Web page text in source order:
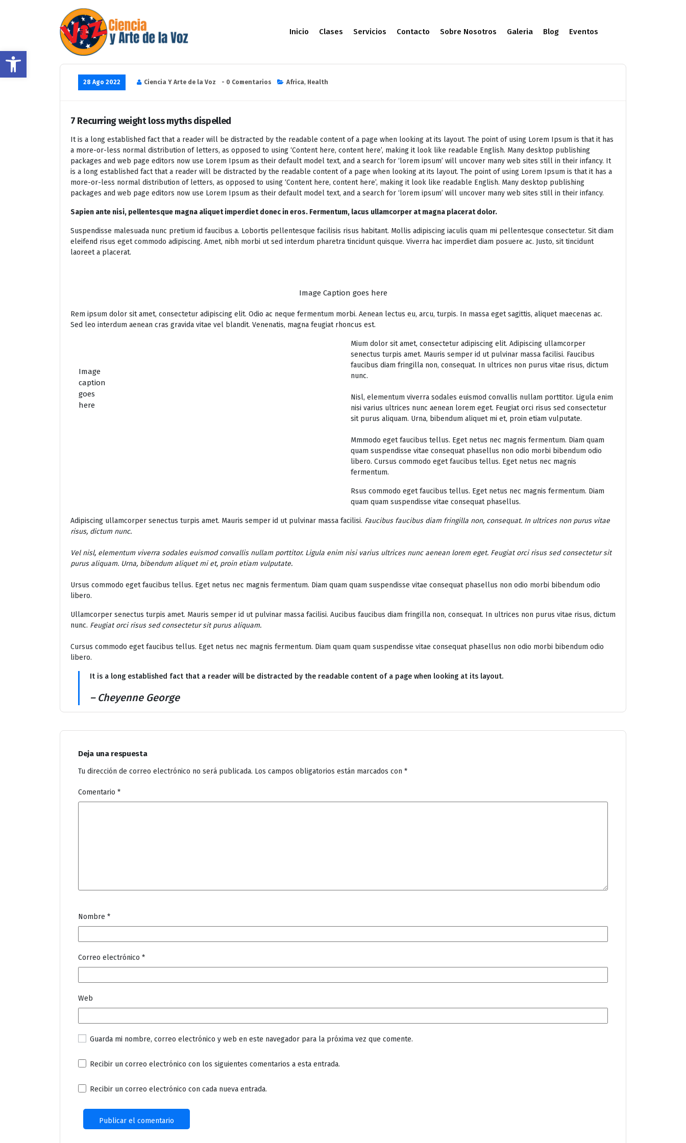
Abrir barra de herramientas
Inicio Clases Servicios Contacto Sobre Nosotros Galeria Blog Eventos
28 Ago 2022 Ciencia Y Arte de la Voz - 0 Comentarios Africa, Health
7 Recurring weight loss myths dispelled
It is a long established fact that a reader will be distracted by the readable content of a page when looking at its layout. The point of using Lorem Ipsum is that it has
a more-or-less normal distribution of letters, as opposed to using ‘Content here, content here’, making it look like readable English. Many desktop publishing
packages and web page editors now use Lorem Ipsum as their default model text, and a search for ‘lorem ipsum’ will uncover many web sites still in their infancy. It
is a long established fact that a reader will be distracted by the readable content of a page when looking at its layout. The point of using Lorem Ipsum is that it has a
more-or-less normal distribution of letters, as opposed to using ‘Content here, content here’, making it look like readable English. Many desktop publishing
packages and web page editors now use Lorem Ipsum as their default model text, and a search for ‘lorem ipsum’ will uncover many web sites still in their infancy.
Sapien ante nisi, pellentesque magna aliquet imperdiet donec in eros. Fermentum, lacus ullamcorper at magna placerat dolor.
Suspendisse malesuada nunc pretium id faucibus a. Lobortis pellentesque facilisis risus habitant. Mollis adipiscing iaculis quam mi pellentesque consectetur. Sit diam
eleifend risus eget commodo adipiscing. Amet, nibh morbi ut sed interdum pharetra tincidunt quisque. Viverra hac imperdiet diam posuere ac. Justo, sit tincidunt
laoreet a placerat.
Image Caption goes here
Rem ipsum dolor sit amet, consectetur adipiscing elit. Odio ac neque fermentum morbi. Aenean lectus eu, arcu, turpis. In massa eget sagittis, aliquet maecenas ac.
Sed leo interdum aenean cras gravida vitae vel blandit. Venenatis, magna feugiat rhoncus est.
Image
caption
goes
here
Mium dolor sit amet, consectetur adipiscing elit. Adipiscing ullamcorper
senectus turpis amet. Mauris semper id ut pulvinar massa facilisi. Faucibus
faucibus diam fringilla non, consequat. In ultrices non purus vitae risus, dictum
nunc.
Nisl, elementum viverra sodales euismod convallis nullam porttitor. Ligula enim
nisi varius ultrices nunc aenean lorem eget. Feugiat orci risus sed consectetur
sit purus aliquam. Urna, bibendum aliquet mi et, proin etiam vulputate.
Mmmodo eget faucibus tellus. Eget netus nec magnis fermentum. Diam quam
quam suspendisse vitae consequat phasellus non odio morbi bibendum odio
libero. Cursus commodo eget faucibus tellus. Eget netus nec magnis
fermentum.
Rsus commodo eget faucibus tellus. Eget netus nec magnis fermentum. Diam
quam quam suspendisse vitae consequat phasellus.
Adipiscing ullamcorper senectus turpis amet. Mauris semper id ut pulvinar massa facilisi. Faucibus faucibus diam fringilla non, consequat. In ultrices non purus vitae
risus, dictum nunc.
Vel nisl, elementum viverra sodales euismod convallis nullam porttitor. Ligula enim nisi varius ultrices nunc aenean lorem eget. Feugiat orci risus sed consectetur sit
purus aliquam. Urna, bibendum aliquet mi et, proin etiam vulputate.
Ursus commodo eget faucibus tellus. Eget netus nec magnis fermentum. Diam quam quam suspendisse vitae consequat phasellus non odio morbi bibendum odio
libero.
Ullamcorper senectus turpis amet. Mauris semper id ut pulvinar massa facilisi. Aucibus faucibus diam fringilla non, consequat. In ultrices non purus vitae risus, dictum
nunc. Feugiat orci risus sed consectetur sit purus aliquam.
Cursus commodo eget faucibus tellus. Eget netus nec magnis fermentum. Diam quam quam suspendisse vitae consequat phasellus non odio morbi bibendum odio
libero.
It is a long established fact that a reader will be distracted by the readable content of a page when looking at its layout.
– Cheyenne George
Deja una respuesta
Tu dirección de correo electrónico no será publicada. Los campos obligatorios están marcados con *
Comentario *
Nombre *
Correo electrónico *
Web
Guarda mi nombre, correo electrónico y web en este navegador para la próxima vez que comente.
Recibir un correo electrónico con los siguientes comentarios a esta entrada.
Recibir un correo electrónico con cada nueva entrada.